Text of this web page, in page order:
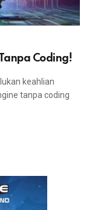
Coding!
keahlian
tanpa coding